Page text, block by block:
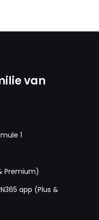
gaat de FIA iets
17 cq 26%. 17 en 26%
verschil temeer daar de
milimeter blijven omdat
van
1
Premium)
app (Plus &